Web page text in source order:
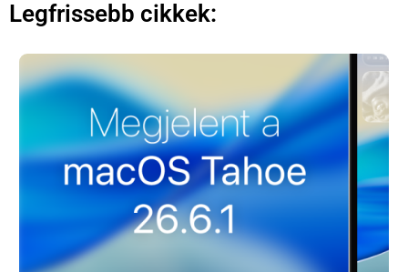
Legfrissebb cikkek: